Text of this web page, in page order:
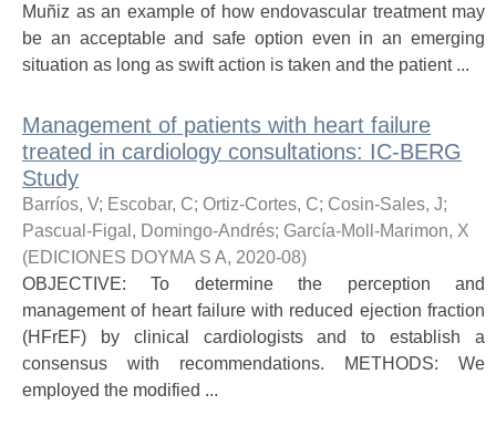
Muñiz as an example of how endovascular treatment may
be an acceptable and safe option even in an emerging
situation as long as swift action is taken and the patient ...
Management of patients with heart failure
treated in cardiology consultations: IC-BERG
Study
Barríos, V; Escobar, C; Ortiz-Cortes, C; Cosin-Sales, J;
Pascual-Figal, Domingo-Andrés; García-Moll-Marimon, X
(EDICIONES DOYMA S A, 2020-08)
OBJECTIVE: To determine the perception and
management of heart failure with reduced ejection fraction
(HFrEF) by clinical cardiologists and to establish a
consensus with recommendations. METHODS: We
employed the modified ...